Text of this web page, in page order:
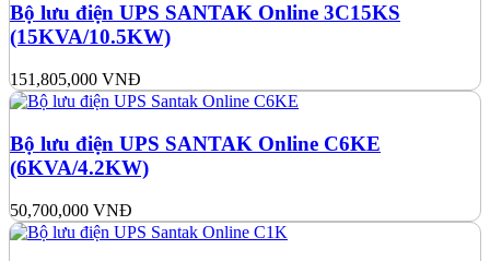
Bộ lưu điện UPS SANTAK Online 3C15KS
(15KVA/10.5KW)
151,805,000 VNĐ
Bộ lưu điện UPS SANTAK Online C6KE
(6KVA/4.2KW)
50,700,000 VNĐ